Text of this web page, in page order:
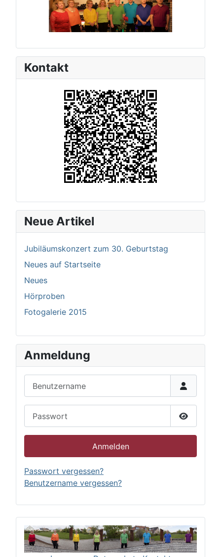
Kontakt
Neue Artikel
Jubiläumskonzert zum 30. Geburtstag
Neues auf Startseite
Neues
Hörproben
Fotogalerie 2015
Anmeldung
Passwort
Anmelden
Passwort vergessen?
Benutzername vergessen?